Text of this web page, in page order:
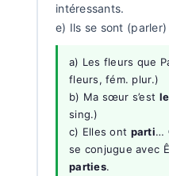
intéressants.
e) Ils se sont
a) Les fleurs que
fleurs, fém. plur.)
b) Ma sœur s’est
sing.)
c) Elles ont parti…
se conjugue avec
parties.